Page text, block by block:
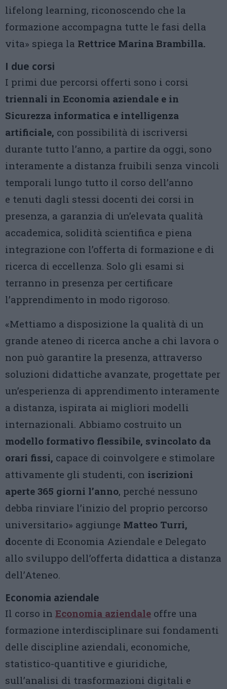
lifelong learning, riconoscendo che la
formazione accompagna tutte le fasi della
vita» spiega la Rettrice Marina Brambilla.
I due corsi
I primi due percorsi offerti sono i corsi
triennali in Economia aziendale e in
Sicurezza informatica e intelligenza
artificiale, con possibilità di iscriversi
durante tutto l’anno, a partire da oggi, sono
interamente a distanza fruibili senza vincoli
temporali lungo tutto il corso dell’anno
e tenuti dagli stessi docenti dei corsi in
presenza, a garanzia di un’elevata qualità
accademica, solidità scientifica e piena
integrazione con l’offerta di formazione e di
ricerca di eccellenza. Solo gli esami si
terranno in presenza per certificare
l’apprendimento in modo rigoroso.
«Mettiamo a disposizione la qualità di un
grande ateneo di ricerca anche a chi lavora o
non può garantire la presenza, attraverso
soluzioni didattiche avanzate, progettate per
un’esperienza di apprendimento interamente
a distanza, ispirata ai migliori modelli
internazionali. Abbiamo costruito un
modello formativo flessibile, svincolato da
orari fissi, capace di coinvolgere e stimolare
attivamente gli studenti, con iscrizioni
aperte 365 giorni l’anno, perché nessuno
debba rinviare l’inizio del proprio percorso
universitario» aggiunge Matteo Turri,
docente di Economia Aziendale e Delegato
allo sviluppo dell’offerta didattica a distanza
dell’Ateneo.
Economia aziendale
Il corso in Economia aziendale offre una
formazione interdisciplinare sui fondamenti
delle discipline aziendali, economiche,
statistico-quantitive e giuridiche,
sull’analisi di trasformazioni digitali e